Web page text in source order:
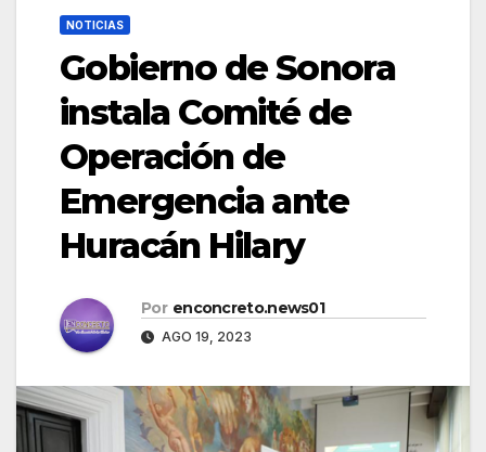
NOTICIAS
Gobierno de Sonora
instala Comité de
Operación de
Emergencia ante
Huracán Hilary
Por enconcreto.news01
AGO 19, 2023